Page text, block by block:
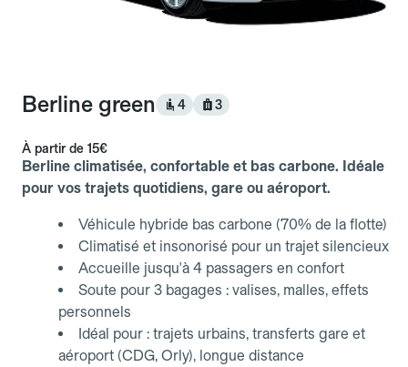
Berline green 4 3
À partir de 15€
Berline climatisée, confortable et bas carbone. Idéale
pour vos trajets quotidiens, gare ou aéroport.
Véhicule hybride bas carbone (70% de la flotte)
Climatisé et insonorisé pour un trajet silencieux
Accueille jusqu'à 4 passagers en confort
Soute pour 3 bagages : valises, malles, effets
personnels
Idéal pour : trajets urbains, transferts gare et
aéroport (CDG, Orly), longue distance